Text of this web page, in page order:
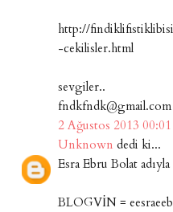
http://
-cekilisler.html
sevgiler..
fndkfndk@gmail.com
2 Ağustos 2013 00:01
Unknown dedi ki...
Esra Ebru Bolat
BLOGVİN =